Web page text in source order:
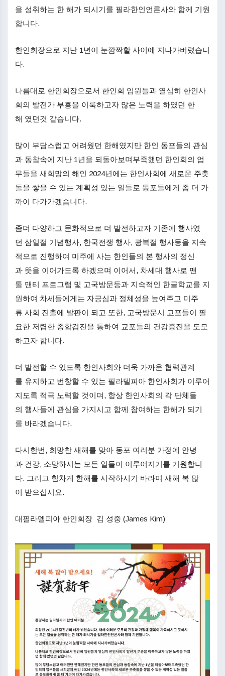
을 성취하는 한 해가 되시기를 필라한인언론사와 함께 기원
합니다.
한인회장으로 지난 1년이 눈깜짝할 사이에 지나가버렸습니
다.
나름대로 한인회장으로서 한인회 임원들과 열심히 한인사
회의 발전가 부흥을 이룩하고자 많은 노력을 하였던 한
해 였던것 같습니다.
많이 부담스럽고 어려웠던 한해였지만 한인 동포들의 관심
과 동참속에 지난 1년을 되돌아보며부족했던 한인회의 업
무들을 새희망의 해인 2024년에는 한인사회에 새로운 주춧
돌을 쌓을 수 있는 계획성 있는 일들로 동포들에게 좀 더 가
까이 다가가겠습니다.
좀더 다양하고 문화적으로 더 발전하고자 기존에 행사였
던 삼일절 기념행사, 한국전쟁 행사, 광복절 행사등을 지속
적으로 진행하여 미주에 사는 한인들의 본 행사의 정신
과 뜻을 이어가도록 하겠으며 이어서, 차세대 행사로 맨
톨 맨티 프로그램 및 고국방문등과 지속적인 한글학교를 지
원하여 차세들에게는 자긍심과 정체성을 높여주고 미주
류 사회 진출에 발판이 되고 또한, 고국방문시 교포들이 필
요한 저렴한 종합검진을 통하여 교포들의 건강증진을 도모
하고자 합니다.
더 발전할 수 있도록 한인사회와 더욱 가까운 협력관계
를 유지하고 번창할 수 있는 필라델피아 한인사회가 이루어
지도록 적극 노력할 것이며, 항상 한인사회의 각 단체들
의 행사들에 관심을 가지시고 함께 참여하는 한해가 되기
를 바라겠습니다.
다시한번, 희망찬 새해를 맞아 동포 여러분 가정에 안녕
과 건강, 소망하시는 모든 일들이 이루어지기를 기원합니
다. 그리고 힘차게 한해를 시작하시기 바라며 새해 복 많
이 받으십시요.
대필라델피아 한인회장 김 성중 (James Kim)